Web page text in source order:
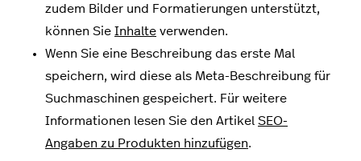
zudem Bilder und Formatierungen unterstützt,
können Sie Inhalte verwenden.
Wenn Sie eine Beschreibung das erste Mal
speichern, wird diese als Meta-Beschreibung für
Suchmaschinen gespeichert. Für weitere
Informationen lesen Sie den Artikel SEO-
Angaben zu Produkten hinzufügen.